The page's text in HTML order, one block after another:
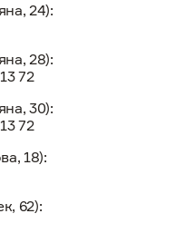
24):
28):
72
30):
72
18):
62):